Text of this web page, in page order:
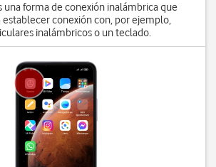
una forma de conexión inalámbrica que
establecer conexión con, por ejemplo,
inalámbricos o un teclado.